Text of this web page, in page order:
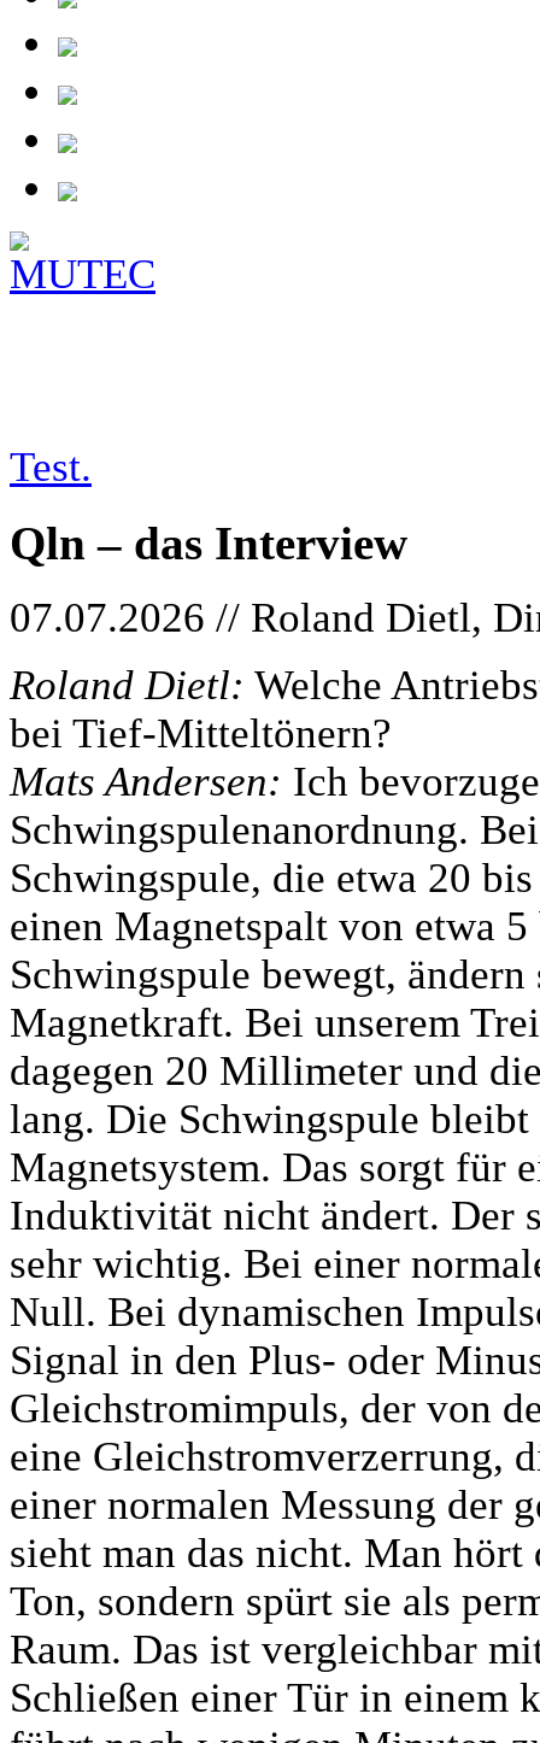
Test.
Qln – das Interview
07.07.2026 // Roland Dietl,
Roland Dietl: Welche
bei Tief-Mitteltönern?
Mats Andersen: Ich
Schwingspulenanordnung.
Schwingspule, die etwa 20
einen Magnetspalt von etwa
Schwingspule bewegt,
Magnetkraft. Bei unserem
dagegen 20 Millimeter und
lang. Die Schwingspule
Magnetsystem. Das sorgt für
Induktivität nicht ändert. Der
sehr wichtig. Bei einer
Null. Bei dynamischen
Signal in den Plus- oder
Gleichstromimpuls, der von
eine Gleichstromverzerrung,
einer normalen Messung der
sieht man das nicht. Man
Ton, sondern spürt sie als
Raum. Das ist vergleichbar
Schließen einer Tür in einem